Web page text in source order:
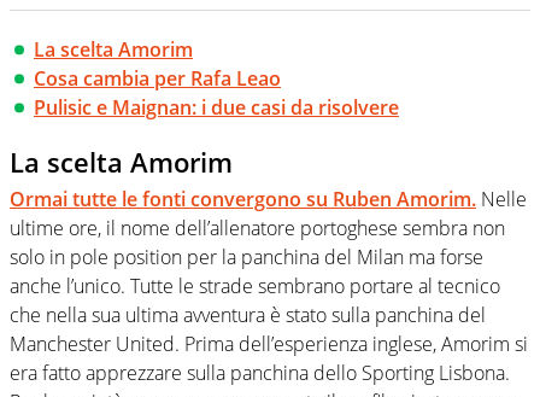
La scelta Amorim
Cosa cambia per Rafa Leao
Pulisic e Maignan: i due casi da risolvere
La scelta Amorim
Ormai tutte le fonti convergono su Ruben Amorim. Nelle
ultime ore, il nome dell’allenatore portoghese sembra non
solo in pole position per la panchina del Milan ma forse
anche l’unico. Tutte le strade sembrano portare al tecnico
che nella sua ultima avventura è stato sulla panchina del
Manchester United. Prima dell’esperienza inglese, Amorim si
era fatto apprezzare sulla panchina dello Sporting Lisbona.